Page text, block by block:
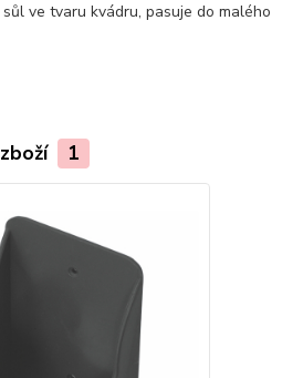
ve tvaru kvádru, pasuje do malého
1